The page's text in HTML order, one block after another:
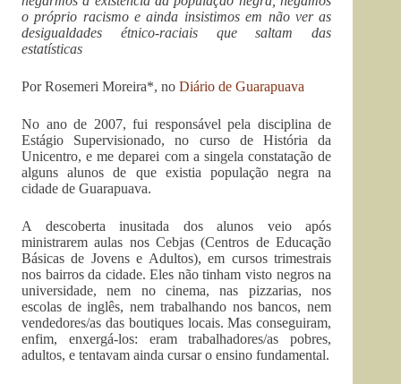
o próprio racismo e ainda insistimos em não ver as
desigualdades étnico-raciais que saltam das
estatísticas
Por Rosemeri Moreira*, no Diário de Guarapuava
No ano de 2007, fui responsável pela disciplina de
Estágio Supervisionado, no curso de História da
Unicentro, e me deparei com a singela constatação de
alguns alunos de que existia população negra na
cidade de Guarapuava.
A descoberta inusitada dos alunos veio após
ministrarem aulas nos Cebjas (Centros de Educação
Básicas de Jovens e Adultos), em cursos trimestrais
nos bairros da cidade. Eles não tinham visto negros na
universidade, nem no cinema, nas pizzarias, nos
escolas de inglês, nem trabalhando nos bancos, nem
vendedores/as das boutiques locais. Mas conseguiram,
enfim, enxergá-los: eram trabalhadores/as pobres,
adultos, e tentavam ainda cursar o ensino fundamental.